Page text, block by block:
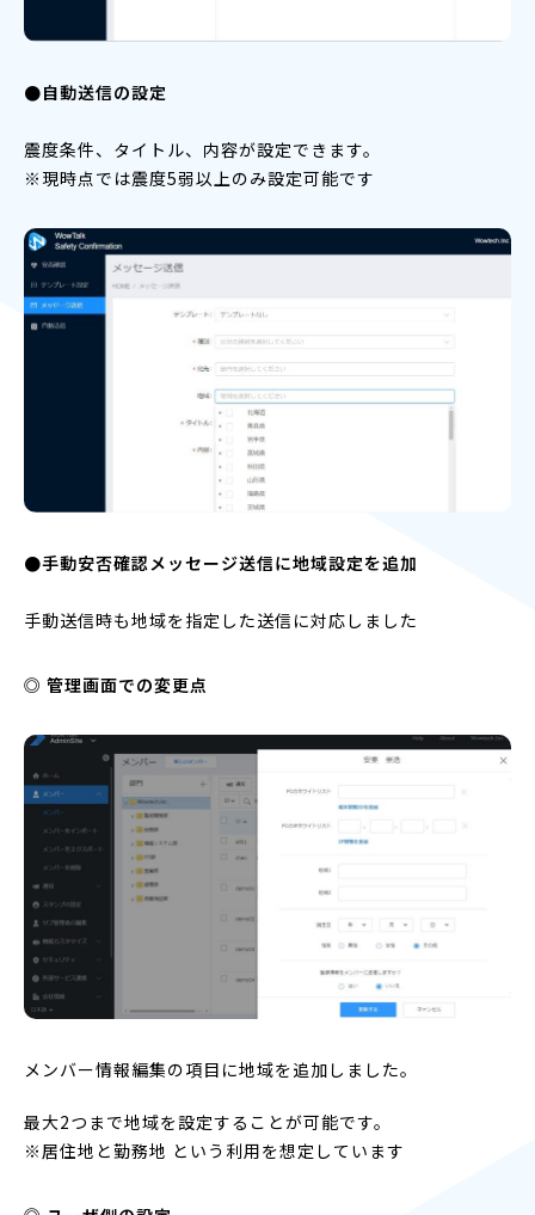
●自動送信の設定
震度条件、タイトル、内容が設定できます。
※現時点では震度5弱以上のみ設定可能です
●手動安否確認メッセージ送信に地域設定を追加
手動送信時も地域を指定した送信に対応しました
◎ 管理画面での変更点
メンバー情報編集の項目に地域を追加しました。
最大2つまで地域を設定することが可能です。
※居住地と勤務地 という利用を想定しています